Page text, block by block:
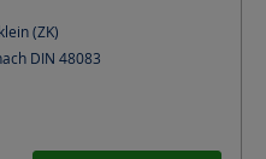
(ZK)
DIN 48083